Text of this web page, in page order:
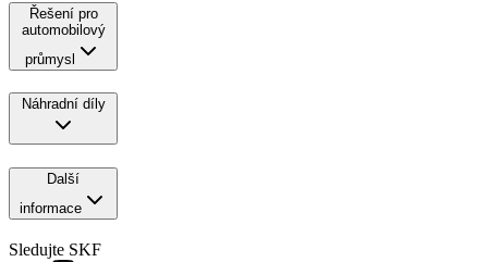
Řešení pro
automobilový
průmysl
Náhradní díly
Další
informace
Sledujte SKF